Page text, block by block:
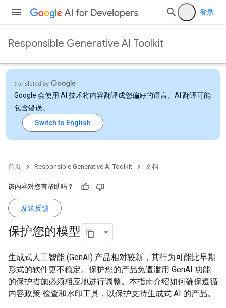
登录
Responsible Generative AI Toolkit
Google 会使用 AI 技术将内容翻译成您偏好的语言。AI 翻译可能
包含错误。
首页 Responsible Generative AI Toolkit 文档
该内容对您有帮助吗？
发送反馈
保护您的模型
生成式人工智能 (GenAI) 产品相对较新，其行为可能比早期
形式的软件更不稳定。保护您的产品免遭滥用 GenAI 功能
的保护措施必须相应地进行调整。本指南介绍如何确保遵循
内容政策 检查和水印工具，以保护支持生成式 AI 的产品。